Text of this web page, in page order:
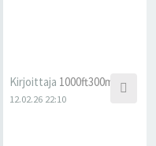
Kirjoittaja 1000ft300m
12.02.26 22:10